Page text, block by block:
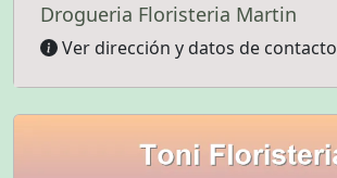
Drogueria Floristeria Martin
Ver dirección y datos de contacto